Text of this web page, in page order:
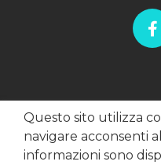
Questo sito utilizza
navigare acconsenti
informazioni sono